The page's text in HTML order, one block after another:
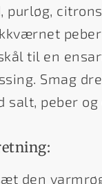
purløg,
til en
Smag
salt, peber
den